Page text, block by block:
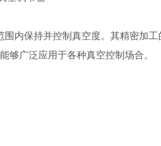
围内保持并控制真空度。其精密加工
够广泛应用于各种真空控制场合。